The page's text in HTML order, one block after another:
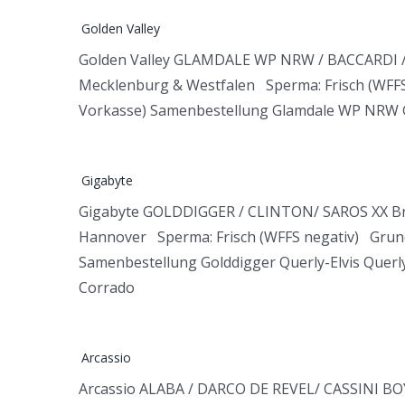
Golden Valley
Golden Valley GLAMDALE WP NRW /
Mecklenburg & Westfalen Sperma: Frisch
Vorkasse) Samenbestellung Glamdale WP
Gigabyte
Gigabyte GOLDDIGGER / CLINTON/ SAROS
Hannover Sperma: Frisch (WFFS negativ)
Samenbestellung Golddigger Querly-Elvis
Corrado
Arcassio
Arcassio ALABA / DARCO DE REVEL/ CASSINI